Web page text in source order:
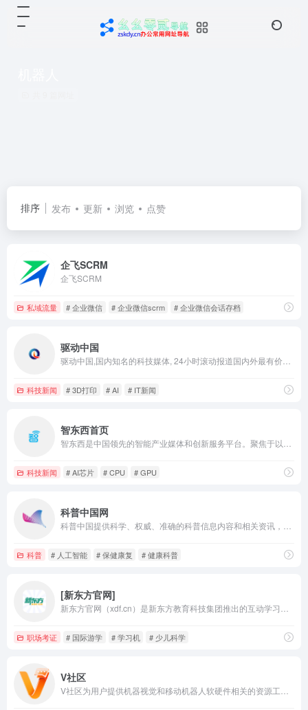
排序 发布 更新 浏览 点赞
企飞SCRM
企飞SCRM
私域流量 # 企业微信 # 企业微信scrm # 企业微信会话存档
驱动中国
科技新闻 # 3D打印 # AI # IT新闻
智东西首页
科技新闻 # AI芯片 # CPU # GPU
科普中国网
科普 # 人工智能 # 保健康复 # 健康科普
[新东方官网]
职场考证 # 国际游学 # 学习机 # 少儿科学
V社区